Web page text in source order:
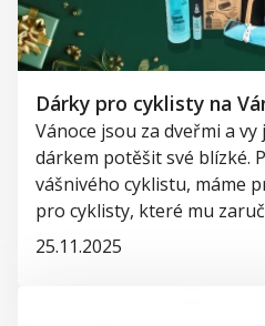
Dárky pro cyklisty na
Vánoce jsou za dveřmi a
dárkem potěšit své blízké.
vášnivého cyklistu, máme
pro cyklisty, které mu
25.11.2025